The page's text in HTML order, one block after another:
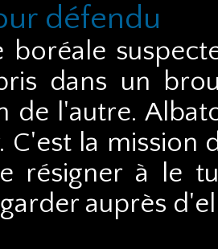
défendu
boréale
dans un
de l'autre.
C'est la mission
résigner à le
auprès